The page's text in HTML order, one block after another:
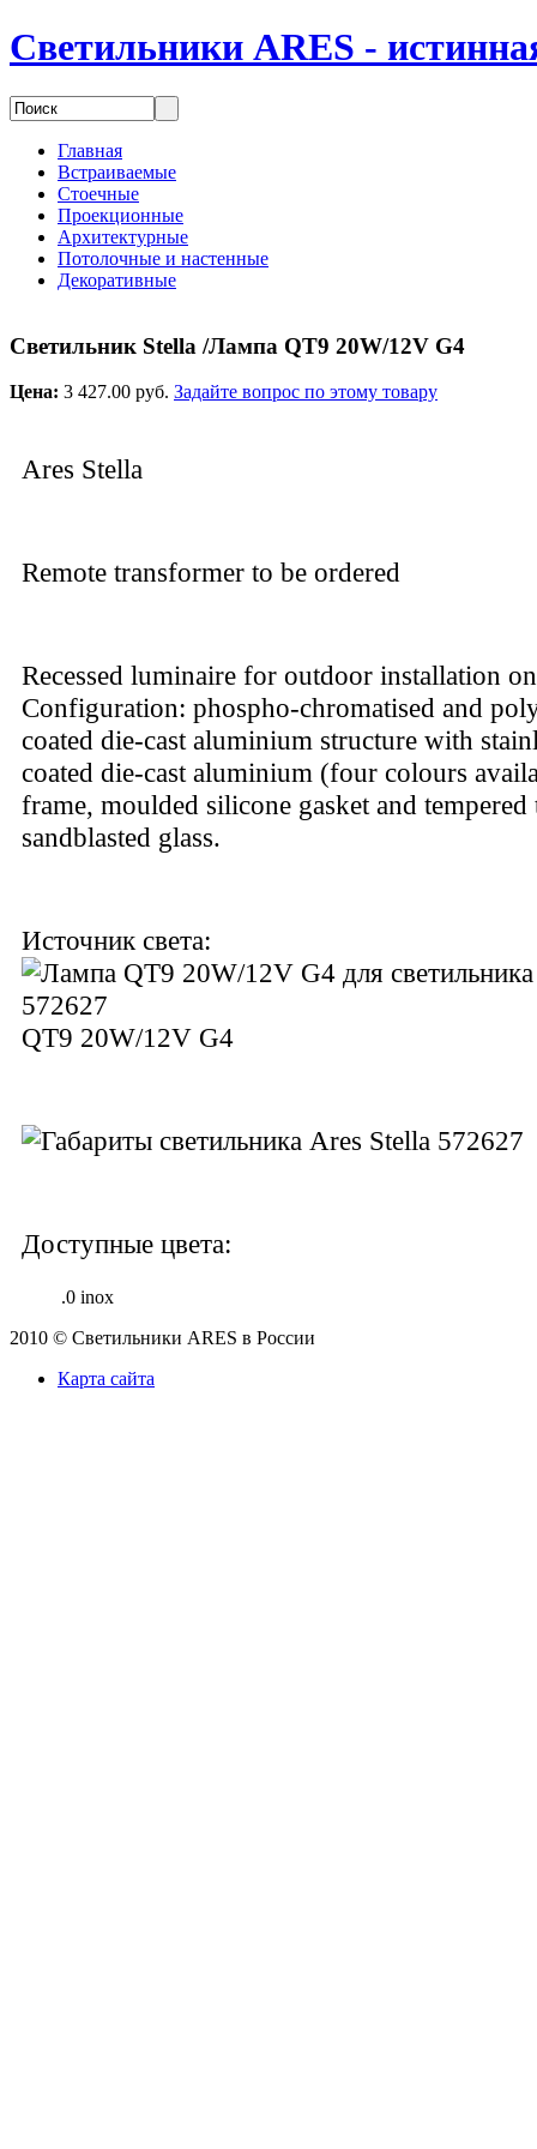
Светильники ARES -
Главная
Встраиваемые
Стоечные
Проекционные
Архитектурные
Потолочные и настенные
Декоративные
Светильник Stella /Лампа QT9 20W/12V G4
Цена: 3 427.00 руб. Задайте вопрос по этому товару
Ares Stella
Remote transformer to be ordered
Recessed luminaire for outdoor installation
Configuration: phospho-chromatised and
coated die-cast aluminium structure with
coated die-cast aluminium (four colours
frame, moulded silicone gasket and tempered
sandblasted glass.
Источник света:
QT9 20W/12V G4
Доступные цвета:
.0 inox
2010 © Светильники ARES в России
Карта сайта